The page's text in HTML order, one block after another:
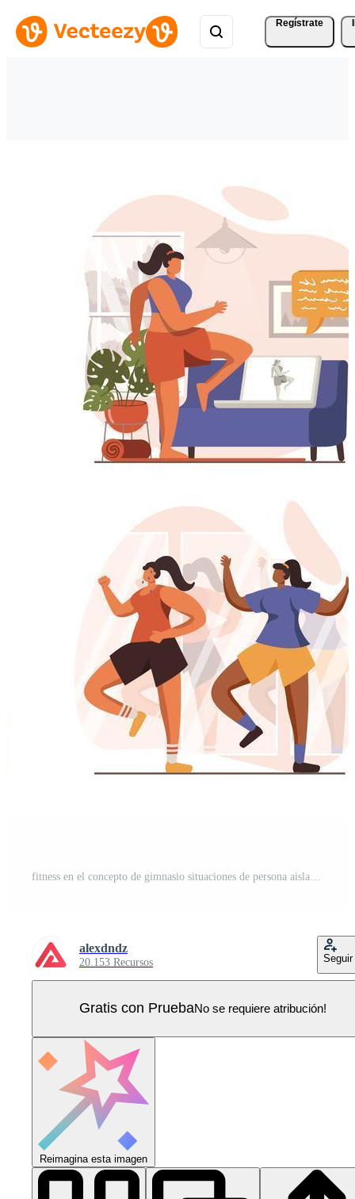
Regístrate
alexdndz
20.153 Recursos Seguir
Gratis con PruebaNo se requiere atribución!
Reimagina esta imagen